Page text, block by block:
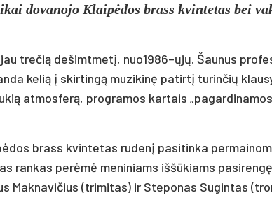
do­va­no­jo Klai­pė­dos brass kvin­te­tas bei
tre­čią de­šimt­me­tį, nuo1986–ųjų. Šau­nus
ke­lią į skir­tin­gą mu­zi­ki­nę pa­tir­tį tu­rin­čių
at­mos­fe­rą, pro­gra­mos kar­tais
brass kvin­te­tas ru­de­nį pa­si­tin­ka
ran­kas pe­rė­mė me­ni­niams iš­šū­kiams
Mak­na­vi­čius (tri­mi­tas) ir Ste­po­nas Su­gin­tas